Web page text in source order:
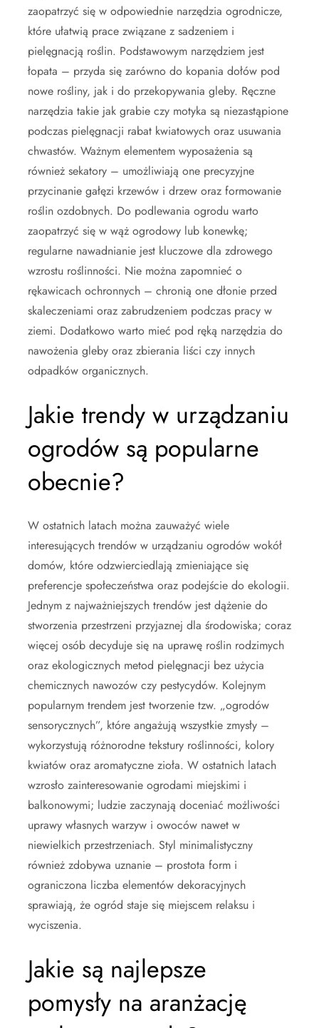
zaopatrzyć się w odpowiednie narzędzia ogrodnicze,
które ułatwią prace związane z sadzeniem i
pielęgnacją roślin. Podstawowym narzędziem jest
łopata – przyda się zarówno do kopania dołów pod
nowe rośliny, jak i do przekopywania gleby. Ręczne
narzędzia takie jak grabie czy motyka są niezastąpione
podczas pielęgnacji rabat kwiatowych oraz usuwania
chwastów. Ważnym elementem wyposażenia są
również sekatory – umożliwiają one precyzyjne
przycinanie gałęzi krzewów i drzew oraz formowanie
roślin ozdobnych. Do podlewania ogrodu warto
zaopatrzyć się w wąż ogrodowy lub konewkę;
regularne nawadnianie jest kluczowe dla zdrowego
wzrostu roślinności. Nie można zapomnieć o
rękawicach ochronnych – chronią one dłonie przed
skaleczeniami oraz zabrudzeniem podczas pracy w
ziemi. Dodatkowo warto mieć pod ręką narzędzia do
nawożenia gleby oraz zbierania liści czy innych
odpadków organicznych.
Jakie trendy w urządzaniu
ogrodów są popularne
obecnie?
W ostatnich latach można zauważyć wiele
interesujących trendów w urządzaniu ogrodów wokół
domów, które odzwierciedlają zmieniające się
preferencje społeczeństwa oraz podejście do ekologii.
Jednym z najważniejszych trendów jest dążenie do
stworzenia przestrzeni przyjaznej dla środowiska; coraz
więcej osób decyduje się na uprawę roślin rodzimych
oraz ekologicznych metod pielęgnacji bez użycia
chemicznych nawozów czy pestycydów. Kolejnym
popularnym trendem jest tworzenie tzw. „ogrodów
sensorycznych”, które angażują wszystkie zmysły –
wykorzystują różnorodne tekstury roślinności, kolory
kwiatów oraz aromatyczne zioła. W ostatnich latach
wzrosło zainteresowanie ogrodami miejskimi i
balkonowymi; ludzie zaczynają doceniać możliwości
uprawy własnych warzyw i owoców nawet w
niewielkich przestrzeniach. Styl minimalistyczny
również zdobywa uznanie – prostota form i
ograniczona liczba elementów dekoracyjnych
sprawiają, że ogród staje się miejscem relaksu i
wyciszenia.
Jakie są najlepsze
pomysły na aranżację